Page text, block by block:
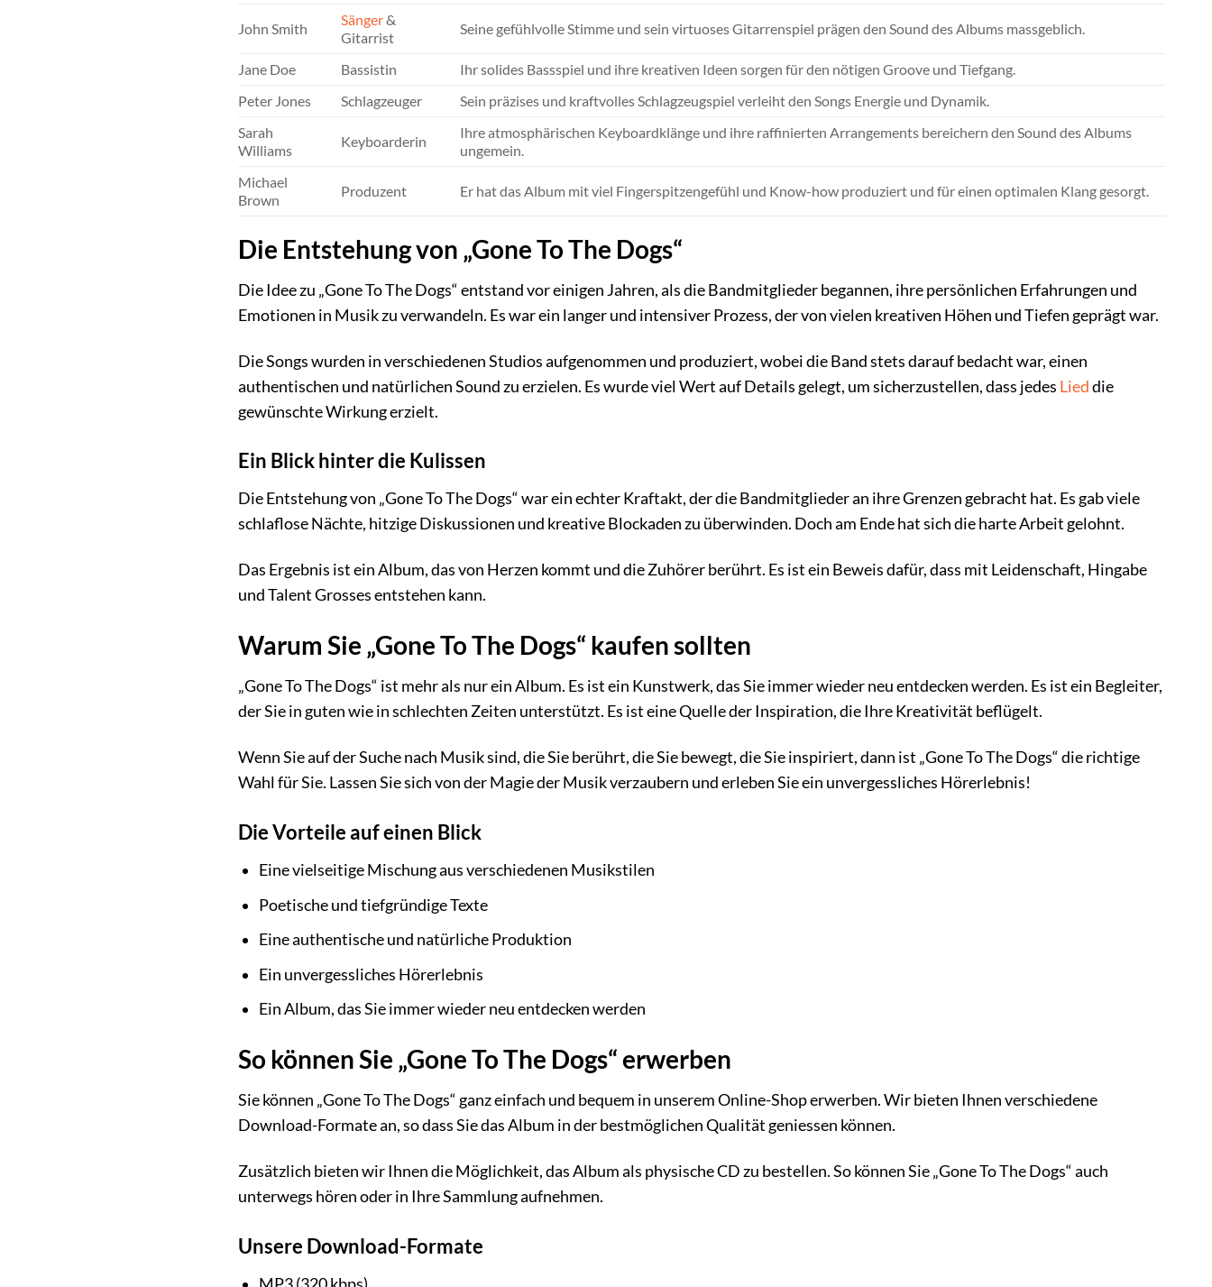
John Smith
Sänger&
Gitarrist
Seine gefühlvolle Stimme und sein virtuoses Gitarrenspiel prägen den Sound des Albums massgeblich.
Jane Doe Bassistin
Ihr solides Bassspiel und ihre kreativen Ideen sorgen für den nötigen Groove und Tiefgang.
Peter Jones
Schlagzeuger
Sein präzises und kraftvolles Schlagzeugspiel verleiht den Songs Energie und Dynamik.
Sarah
Williams
Keyboarderin
Ihre atmosphärischen Keyboardklänge und ihre raffinierten Arrangements bereichern den Sound des Albums
ungemein.
Michael
Brown
Produzent Er hat das Album mit viel Fingerspitzengefühl und Know-how produziert und für einen optimalen Klang gesorgt.
Die Entstehung von „Gone To The Dogs“
Die Idee zu „Gone To The Dogs“ entstand vor einigen Jahren, als die Bandmitglieder begannen, ihre persönlichen Erfahrungen und
Emotionen in Musik zu verwandeln. Es war ein langer und intensiver Prozess, der von vielen kreativen Höhen und Tiefen geprägt war.
Die Songs wurden in verschiedenen Studios aufgenommen und produziert, wobei die Band stets darauf bedacht war, einen
authentischen und natürlichen Sound zu erzielen. Es wurde viel Wert auf Details gelegt, um sicherzustellen, dass jedes Lieddie
gewünschte Wirkung erzielt.
Ein Blick hinter die Kulissen
Die Entstehung von „Gone To The Dogs“ war ein echter Kraftakt, der die Bandmitglieder an ihre Grenzen gebracht hat. Es gab viele
schlaflose Nächte, hitzige Diskussionen und kreative Blockaden zu überwinden. Doch am Ende hat sich die harte Arbeit gelohnt.
Das Ergebnis ist ein Album, das von Herzen kommt und die Zuhörer berührt. Es ist ein Beweis dafür, dass mit Leidenschaft, Hingabe
und Talent Grosses entstehen kann.
Warum Sie „Gone To The Dogs“ kaufen sollten
„Gone To The Dogs“ ist mehr als nur ein Album. Es ist ein Kunstwerk, das Sie immer wieder neu entdecken werden. Es ist ein Begleiter,
der Sie in guten wie in schlechten Zeiten unterstützt. Es ist eine Quelle der Inspiration, die Ihre Kreativität beflügelt.
Wenn Sie auf der Suche nach Musik sind, die Sie berührt, die Sie bewegt, die Sie inspiriert, dann ist „Gone To The Dogs“ die richtige
Wahl für Sie. Lassen Sie sich von der Magie der Musik verzaubern und erleben Sie ein unvergessliches Hörerlebnis!
Die Vorteile auf einen Blick
Eine vielseitige Mischung aus verschiedenen Musikstilen
Poetische und tiefgründige Texte
Eine authentische und natürliche Produktion
Ein unvergessliches Hörerlebnis
Ein Album, das Sie immer wieder neu entdecken werden
So können Sie „Gone To The Dogs“ erwerben
Sie können „Gone To The Dogs“ ganz einfach und bequem in unserem Online-Shop erwerben. Wir bieten Ihnen verschiedene
Download-Formate an, so dass Sie das Album in der bestmöglichen Qualität geniessen können.
Zusätzlich bieten wir Ihnen die Möglichkeit, das Album als physische CD zu bestellen. So können Sie „Gone To The Dogs“ auch
unterwegs hören oder in Ihre Sammlung aufnehmen.
Unsere Download-Formate